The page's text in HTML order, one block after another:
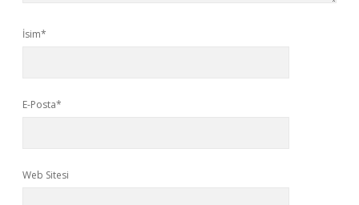
İsim*
E-Posta*
Web Sitesi